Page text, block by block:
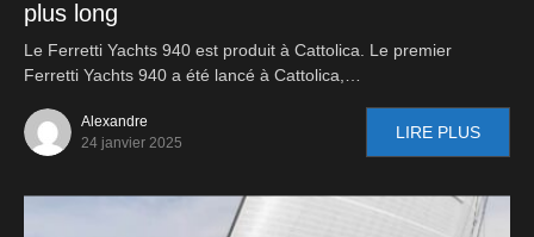
plus long
Le Ferretti Yachts 940 est produit à Cattolica. Le premier
Ferretti Yachts 940 a été lancé à Cattolica,…
Alexandre
24 janvier 2025
LIRE PLUS